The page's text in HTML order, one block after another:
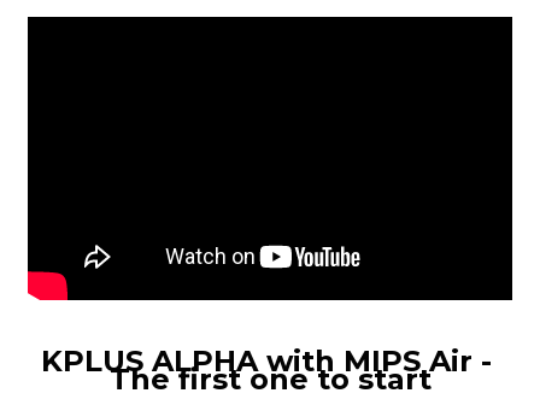
KPLUS ALPHA with MIPS Air -
The first one to start